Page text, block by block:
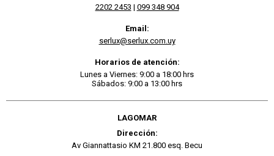
2202 2453 | 099 348 904
Email:
serlux@serlux.com.uy
Horarios de atención:
Lunes a Viernes: 9:00 a 18:00 hrs
Sábados: 9:00 a 13:00 hrs
LAGOMAR
Dirección:
Av Giannattasio KM 21.800 esq. Becu